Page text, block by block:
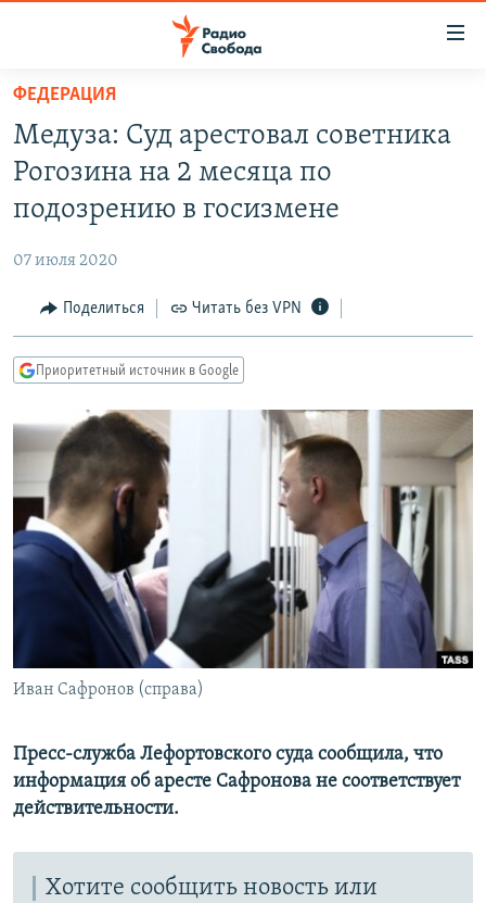
упрощенного
доступа
Вернуться
основному
Вернутся
Вернутся
поиску
ПОДКАСТЫ
МНЕНИЯ
КУЛЬТУРА
КАВКАЗ.РЕАЛИИ
СЕВЕР.РЕАЛИИ
СИБИРЬ.РЕАЛИИ
РАСПИСАНИЕ ВЕЩАНИЯ
ПОДПИШИТЕСЬ НА РАССЫЛКУ
СОЦИАЛЬНЫЕ СЕТИ
Все сайты РСЕ/РС
ФЕДЕРАЦИЯ
Медуза: Суд арестовал советника
Рогозина на 2 месяца по
подозрению в госизмене
07 июля 2020
Поделиться Читать без VPN
Приоритетный источник в Google
Иван Сафронов (справа)
Пресс-служба Лефортовского суда сообщила, что
информация об аресте Сафронова не соответствует
действительности.
Хотите сообщить новость или